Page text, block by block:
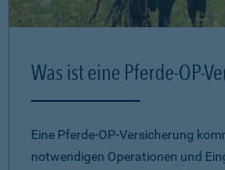
Was ist eine Pferde-OP-
Eine Pferde-OP-Versicherung
notwendigen Operationen und